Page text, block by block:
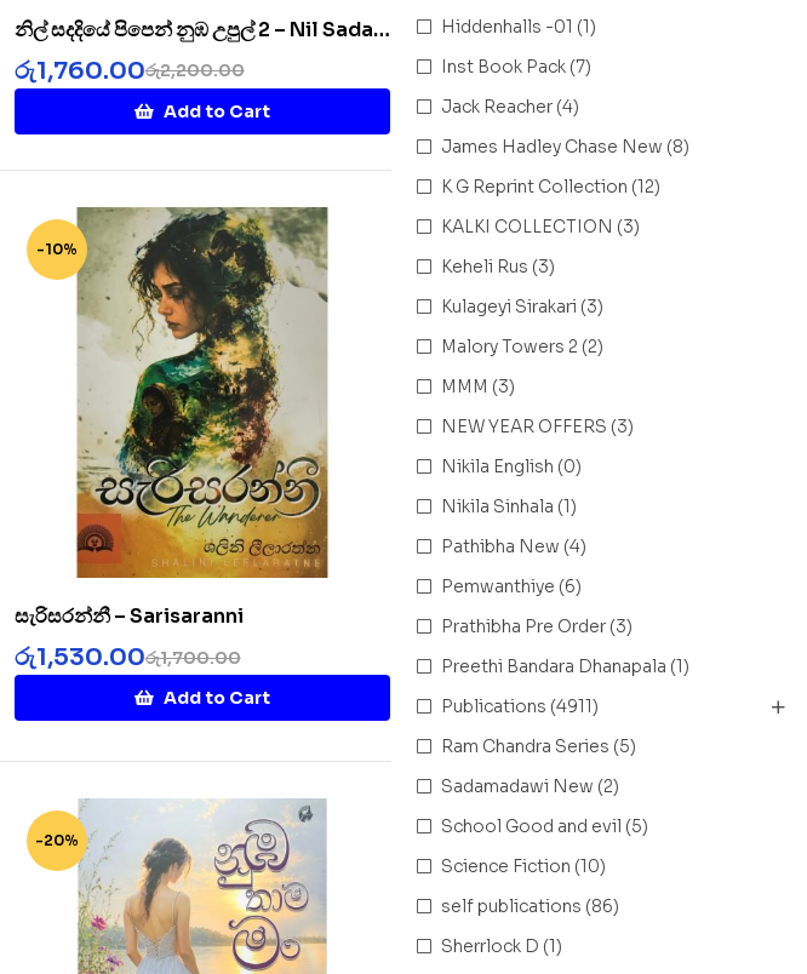
නිල් සදදියේ පිපෙන් නුඹ උපුල් 2 – Nil Sada
Diye 2
රු2,200.00
රු1,760.00
Add to Cart
-10%
සැරිසරන්නී – Sarisaranni
රු1,700.00
රු1,530.00
Add to Cart
-20%
Hiddenhalls -01 (1)
Inst Book Pack (7)
Jack Reacher (4)
James Hadley Chase New (8)
K G Reprint Collection (12)
KALKI COLLECTION (3)
Keheli Rus (3)
Kulageyi Sirakari (3)
Malory Towers 2 (2)
MMM (3)
NEW YEAR OFFERS (3)
Nikila English (0)
Nikila Sinhala (1)
Pathibha New (4)
Pemwanthiye (6)
Prathibha Pre Order (3)
Preethi Bandara Dhanapala (1)
Publications (4911)
Ram Chandra Series (5)
Sadamadawi New (2)
School Good and evil (5)
Science Fiction (10)
self publications (86)
Sherrlock D (1)